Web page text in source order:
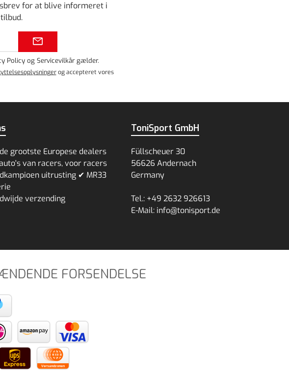
for at blive informeret i
Policy og Servicevilkårgælder.
og accepteret vores
grootste Europese dealers
van racers, voor racers
uitrusting ✔ MR33
verzending
ToniSport GmbH
Füllscheuer 30
56626 Andernach
Germany
Tel.: +49 2632 926613
E-Mail: info@tonisport.de
FORSENDELSE